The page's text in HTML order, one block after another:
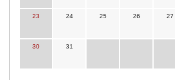
23 24 25 26 27
30 31